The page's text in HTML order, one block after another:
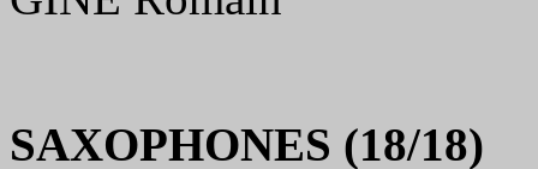
SAXOPHONES (18/18)